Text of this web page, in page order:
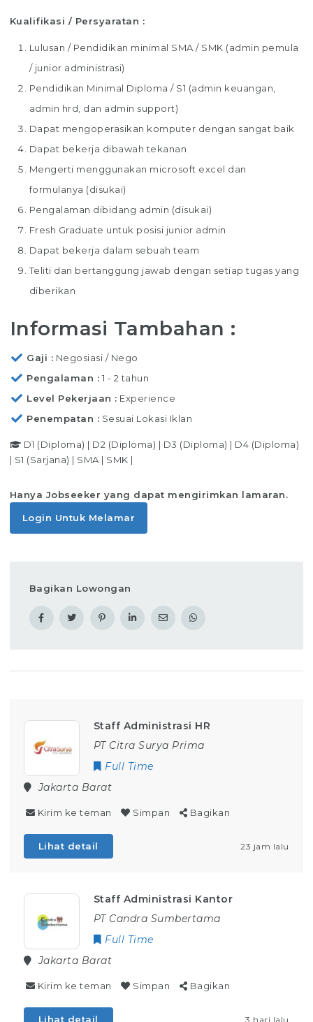
Kualifikasi / Persyaratan :
Lulusan / Pendidikan minimal SMA / SMK (admin pemula
/ junior administrasi)
Pendidikan Minimal Diploma / S1 (admin keuangan,
admin hrd, dan admin support)
Dapat mengoperasikan komputer dengan sangat baik
Dapat bekerja dibawah tekanan
Mengerti menggunakan microsoft excel dan
formulanya (disukai)
Pengalaman dibidang admin (disukai)
Fresh Graduate untuk posisi junior admin
Dapat bekerja dalam sebuah team
Teliti dan bertanggung jawab dengan setiap tugas yang
diberikan
Informasi Tambahan :
Gaji
Negosiasi / Nego
Pengalaman
1 - 2 tahun
Level Pekerjaan
Experience
Penempatan
Sesuai Lokasi Iklan
D1 (Diploma) | D2 (Diploma) | D3 (Diploma) | D4 (Diploma)
| S1 (Sarjana) | SMA | SMK |
Hanya Jobseeker yang dapat mengirimkan lamaran.
Login Untuk Melamar
Bagikan Lowongan
Staff Administrasi HR
PT Citra Surya Prima
Full Time
Jakarta Barat
Kirim ke teman Simpan Bagikan
Lihat detail 23 jam lalu
Staff Administrasi Kantor
PT Candra Sumbertama
Full Time
Jakarta Barat
Kirim ke teman Simpan Bagikan
Lihat detail 3 hari lalu